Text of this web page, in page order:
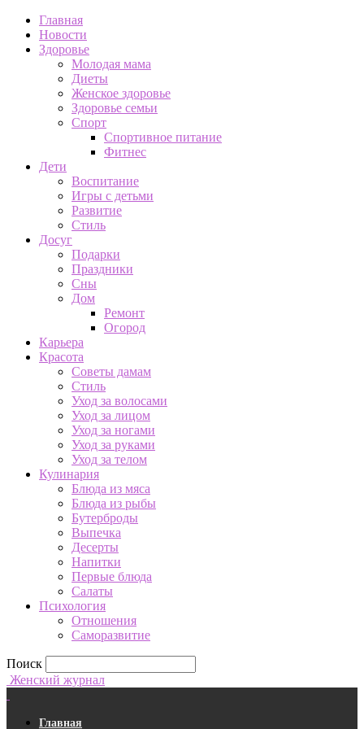
Главная
Новости
Здоровье
Молодая мама
Диеты
Женское здоровье
Здоровье семьи
Спорт
Спортивное питание
Фитнес
Дети
Воспитание
Игры с детьми
Развитие
Стиль
Досуг
Подарки
Праздники
Сны
Дом
Ремонт
Огород
Карьера
Красота
Советы дамам
Стиль
Уход за волосами
Уход за лицом
Уход за ногами
Уход за руками
Уход за телом
Кулинария
Блюда из мяса
Блюда из рыбы
Бутерброды
Выпечка
Десерты
Напитки
Первые блюда
Салаты
Психология
Отношения
Саморазвитие
Поиск
Женский журнал
Главная